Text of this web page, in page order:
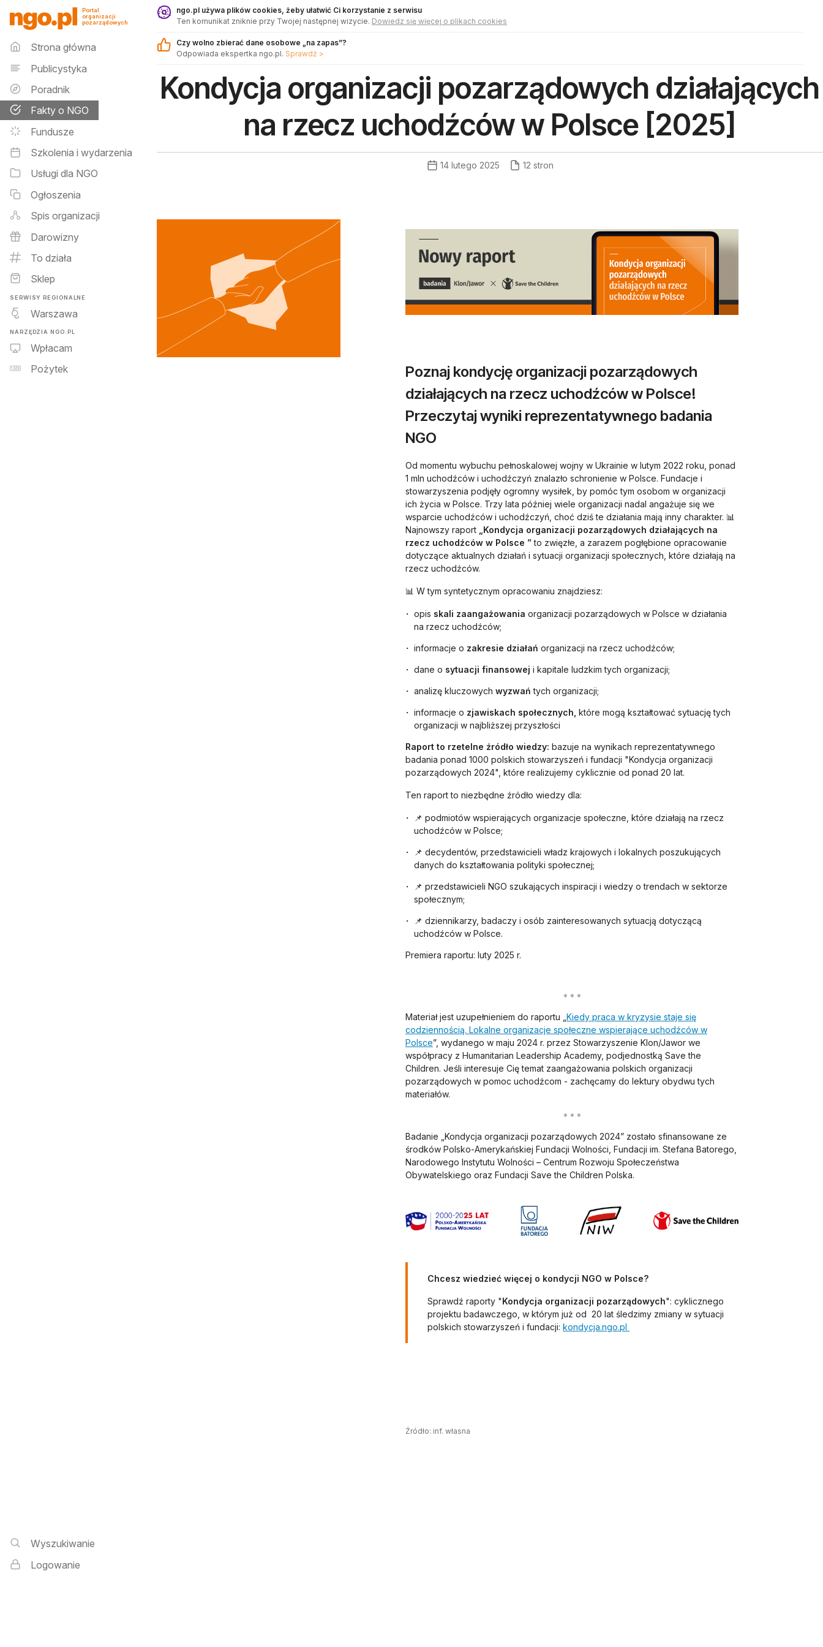
Fakty o NGO - ngo.pl
Portal
organizacji
pozarządowych
Menu główne
Strona główna
Publicystyka
Poradnik
Fakty o NGO
Fundusze
Szkolenia i wydarzenia
Usługi dla NGO
Ogłoszenia
Spis organizacji
Darowizny
To działa
Sklep
SERWISY REGIONALNE
Warszawa
NARZĘDZIA NGO.PL
Wpłacam
Pożytek
Wyszukiwarka i logowanie
Wyszukiwanie
Logowanie
ngo.pl używa plików cookies, żeby ułatwić Ci korzystanie z serwisu
Ten komunikat zniknie przy Twojej następnej wizycie. Dowiedz się więcej o plikach cookies
Czy wolno zbierać dane osobowe „na zapas”?
Odpowiada ekspertka ngo.pl. Sprawdź >
Kondycja organizacji pozarządowych działających
na rzecz uchodźców w Polsce [2025]
14 lutego 2025 12 stron
Poznaj kondycję organizacji pozarządowych
działających na rzecz uchodźców w Polsce!
Przeczytaj wyniki reprezentatywnego badania
NGO
Od momentu wybuchu pełnoskalowej wojny w Ukrainie w lutym 2022 roku, ponad
1 mln uchodźców i uchodźczyń znalazło schronienie w Polsce. Fundacje i
stowarzyszenia podjęły ogromny wysiłek, by pomóc tym osobom w organizacji
ich życia w Polsce. Trzy lata później wiele organizacji nadal angażuje się we
wsparcie uchodźców i uchodźczyń, choć dziś te działania mają inny charakter. 📊
Najnowszy raport
„Kondycja organizacji pozarządowych działających na
rzecz uchodźców w Polsce ”to zwięzłe, a zarazem pogłębione opracowanie
dotyczące aktualnych działań i sytuacji organizacji społecznych, które działają na
rzecz uchodźców.
📊 W tym syntetycznym opracowaniu znajdziesz:
opis skali zaangażowania organizacji pozarządowych w Polsce w działania
na rzecz uchodźców;
informacje o zakresie działań organizacji na rzecz uchodźców;
dane o sytuacji finansowej i kapitale ludzkim tych organizacji;
analizę kluczowych wyzwań tych organizacji;
informacje o zjawiskach społecznych, które mogą kształtować sytuację tych
organizacji w najbliższej przyszłości
Raport to rzetelne źródło wiedzy: bazuje na wynikach reprezentatywnego
badania ponad 1000 polskich stowarzyszeń i fundacji "Kondycja organizacji
pozarządowych 2024", które realizujemy cyklicznie od ponad 20 lat.
Ten raport to niezbędne źródło wiedzy dla:
📌 podmiotów wspierających organizacje społeczne, które działają na rzecz
uchodźców w Polsce;
📌 decydentów, przedstawicieli władz krajowych i lokalnych poszukujących
danych do kształtowania polityki społecznej;
📌 przedstawicieli NGO szukających inspiracji i wiedzy o trendach w sektorze
społecznym;
📌 dziennikarzy, badaczy i osób zainteresowanych sytuacją dotyczącą
uchodźców w Polsce.
Premiera raportu: luty 2025 r.
Materiał jest uzupełnieniem do raportu „ Kiedy praca w kryzysie staje się
codziennością. Lokalne organizacje społeczne wspierające uchodźców w
Polsce”, wydanego w maju 2024 r. przez Stowarzyszenie Klon/Jawor we
współpracy z Humanitarian Leadership Academy, podjednostką Save the
Children. Jeśli interesuje Cię temat zaangażowania polskich organizacji
pozarządowych w pomoc uchodźcom - zachęcamy do lektury obydwu tych
materiałów.
Badanie „Kondycja organizacji pozarządowych 2024” zostało sfinansowane ze
środków Polsko-Amerykańskiej Fundacji Wolności, Fundacji im. Stefana Batorego,
Narodowego Instytutu Wolności – Centrum Rozwoju Społeczeństwa
Obywatelskiego oraz Fundacji Save the Children Polska.
Chcesz wiedzieć więcej o kondycji NGO w Polsce?
Sprawdź raporty "Kondycja organizacji pozarządowych": cyklicznego
projektu badawczego, w którym już od 20 lat śledzimy zmiany w sytuacji
polskich stowarzyszeń i fundacji: kondycja.ngo.pl
Źródło: inf. własna